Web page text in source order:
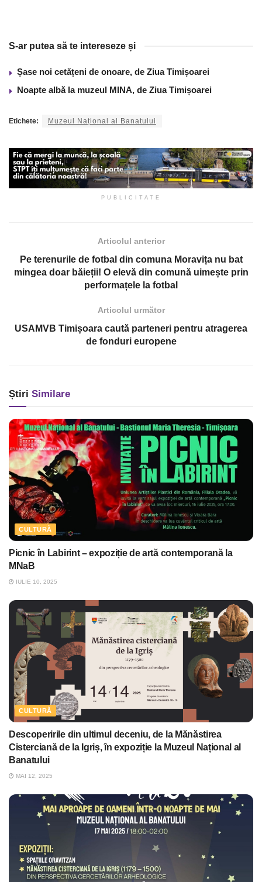
S-ar putea să te intereseze și
Șase noi cetățeni de onoare, de Ziua Timișoarei
Noapte albă la muzeul MINA, de Ziua Timișoarei
Etichete: Muzeul Național al Banatului
PUBLICITATE
Articolul anterior
Pe terenurile de fotbal din comuna Moravița nu bat
mingea doar băieții! O elevă din comună uimește prin
performațele la fotbal
Articolul următor
USAMVB Timișoara caută parteneri pentru atragerea
de fonduri europene
Știri Similare
CULTURĂ
Picnic în Labirint – expoziție de artă contemporană la
MNaB
IULIE 10, 2025
CULTURĂ
Descoperirile din ultimul deceniu, de la Mănăstirea
Cisterciană de la Igriș, în expoziție la Muzeul Național al
Banatului
MAI 12, 2025